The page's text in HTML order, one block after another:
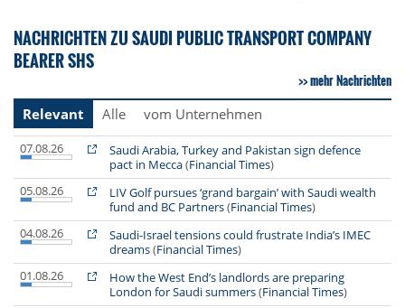
NACHRICHTEN ZU SAUDI PUBLIC TRANSPORT COMPANY
BEARER SHS
mehr Nachrichten
Relevant
Alle vom Unternehmen
07.08.26
Saudi Arabia, Turkey and Pakistan sign defence
pact in Mecca(Financial Times)
05.08.26
LIV Golf pursues ‘grand bargain’ with Saudi wealth
fund and BC Partners(Financial Times)
04.08.26
Saudi-Israel tensions could frustrate India’s IMEC
dreams(Financial Times)
01.08.26
How the West End’s landlords are preparing
London for Saudi summers(Financial Times)